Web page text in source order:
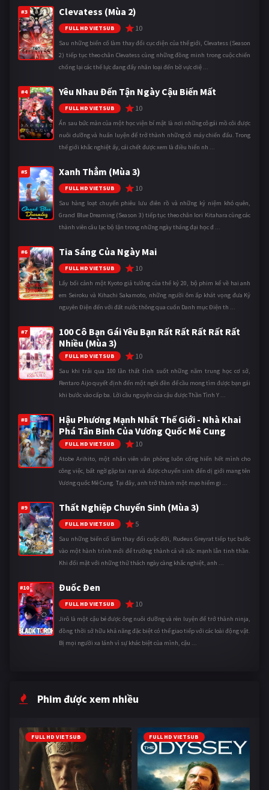
#3 Clevatess (Mùa 2)
FULL HD VIETSUB 10
Sau những biến cố làm thay đổi cục diện của thế giới, Clevatess (Season
2) tiếp tục theo chân Clevatess cùng những đồng minh trong cuộc chiến
chống lại các thế lực đang đẩy nhân loại đến bờ vực diệ ...
#4 Yêu Nhau Đến Tận Ngày Cậu Biến Mất
FULL HD VIETSUB 10
Ẩn sau bức màn của một học viện bí mật là nơi những cô gái mồ côi được
nuôi dưỡng và huấn luyện để trở thành những cỗ máy chiến đấu. Trong
thế giới khắc nghiệt ấy, cái chết được xem là điều hiển nh ...
#5 Xanh Thẳm (Mùa 3)
FULL HD VIETSUB 10
Sau hàng loạt chuyến phiêu lưu điên rồ và những kỷ niệm khó quên,
Grand Blue Dreaming (Season 3) tiếp tục theo chân Iori Kitahara cùng các
thành viên câu lạc bộ lặn trong những ngày tháng đại học đ ...
#6 Tia Sáng Của Ngày Mai
FULL HD VIETSUB 10
Lấy bối cảnh một Kyoto giả tưởng của thế kỷ 20, bộ phim kể về hai anh
em Seiroku và Kihachi Sakamoto, những người ôm ấp khát vọng đưa Kỷ
nguyên Điện đến với đất nước thông qua cuốn Danh mục Điện th ...
#7
100 Cô Bạn Gái Yêu Bạn Rất Rất Rất Rất Rất
Nhiều (Mùa 3)
FULL HD VIETSUB 10
Sau khi trải qua 100 lần thất tình suốt những năm trung học cơ sở,
Rentaro Aijo quyết định đến một ngôi đền để cầu mong tìm được bạn gái
khi bước vào cấp ba. Lời cầu nguyện của cậu được Thần Tình Y ...
#8
Hậu Phương Mạnh Nhất Thế Giới - Nhà Khai
Phá Tân Binh Của Vương Quốc Mê Cung
FULL HD VIETSUB 10
Atobe Arihito, một nhân viên văn phòng luôn cống hiến hết mình cho
công việc, bất ngờ gặp tai nạn và được chuyển sinh đến dị giới mang tên
Vương quốc Mê Cung. Tại đây, anh trở thành một mạo hiểm gi ...
#9 Thất Nghiệp Chuyển Sinh (Mùa 3)
FULL HD VIETSUB 5
Sau những biến cố làm thay đổi cuộc đời, Rudeus Greyrat tiếp tục bước
vào một hành trình mới để trưởng thành cả về sức mạnh lẫn tinh thần.
Khi đối mặt với những thử thách ngày càng khắc nghiệt, anh ...
#10 Đuốc Đen
FULL HD VIETSUB 10
Jirô là một cậu bé được ông nuôi dưỡng và rèn luyện để trở thành ninja,
đồng thời sở hữu khả năng đặc biệt có thể giao tiếp với các loài động vật.
Bị mọi người xa lánh vì sự khác biệt của mình, cậu ...
Phim được xem nhiều
FULL HD VIETSUB FULL HD VIETSUB